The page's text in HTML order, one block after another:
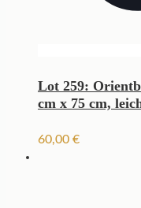
Lot 259:
cm x 75 cm,
60,00 €